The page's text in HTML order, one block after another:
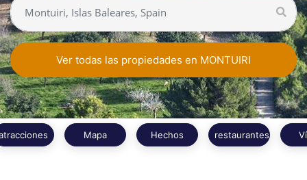
Ver todas las propiedades en MONTUIRI
Mapa Hechos restaurantes